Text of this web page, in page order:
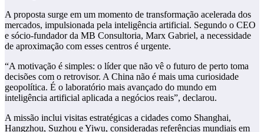
A proposta surge em um momento de transformação acelerada dos
mercados, impulsionada pela inteligência artificial. Segundo o CEO
e sócio-fundador da MB Consultoria, Marx Gabriel, a necessidade
de aproximação com esses centros é urgente.
“A motivação é simples: o líder que não vê o futuro de perto toma
decisões com o retrovisor. A China não é mais uma curiosidade
geopolítica. É o laboratório mais avançado do mundo em
inteligência artificial aplicada a negócios reais”, declarou.
A missão inclui visitas estratégicas a cidades como Shanghai,
Hangzhou, Suzhou e Yiwu, consideradas referências mundiais em